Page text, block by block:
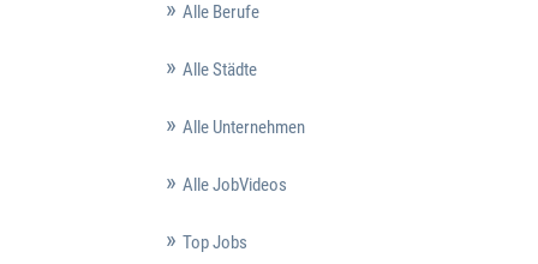
Alle Berufe
Alle Städte
Alle Unternehmen
Alle JobVideos
Top Jobs